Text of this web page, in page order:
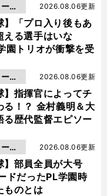
】「プロ入り後もあ
える選手はいな
園トリオが衝撃を受
2026.08.06更新
バ
】指揮官によってチ
る！？ 金村義明＆大
る歴代監督エピソー
2026.08.06更新
バ
】部員全員が大号
ドだったPL学園時
ものとは
2026.08.06更新
バ